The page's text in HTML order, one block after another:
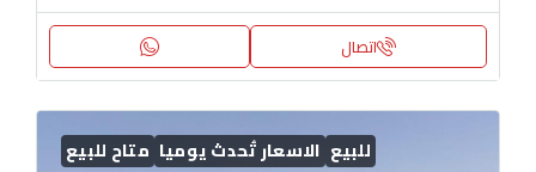
اتصال
للبيع الاسعار تُحدث يوميا متاح للبيع